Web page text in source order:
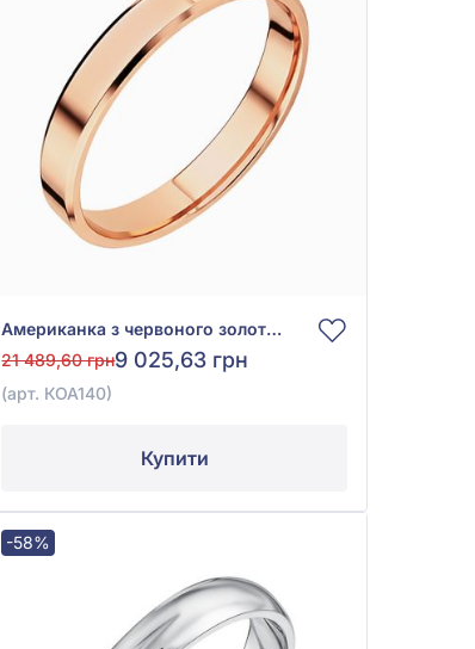
Американка з червоного золота 585°, арт. КОА 140
21 489,60 грн9 025,63 грн
(арт. КОА140)
Купити
-58%